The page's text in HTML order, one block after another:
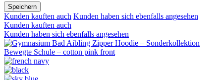
Speichern
Kunden kauften auch Kunden haben sich ebenfalls angesehen
Kunden kauften auch
Kunden haben sich ebenfalls angesehen